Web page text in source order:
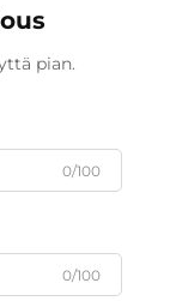
pian.
0/100
0/100